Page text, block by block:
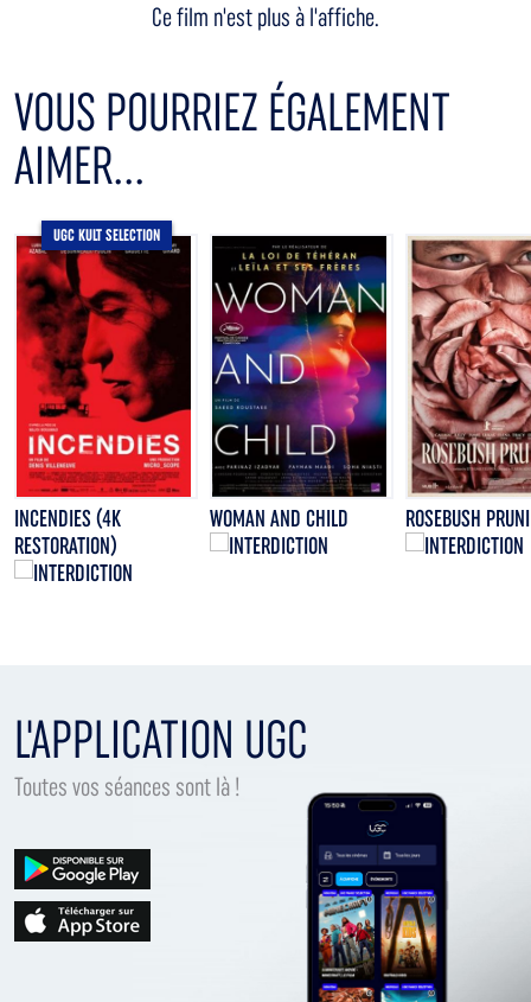
Ce film n'est plus à l'affiche.
VOUS POURRIEZ ÉGALEMENT
AIMER...
UGC KULT SELECTION
INCENDIES (4K
RESTORATION)
WOMAN AND CHILD ROSEBUSH
L'APPLICATION UGC
Toutes vos séances sont là !